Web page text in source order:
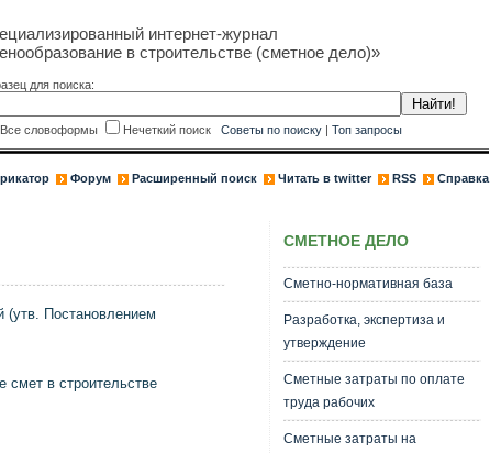
интернет-журнал
в строительстве (сметное дело)»
для поиска:
Все словоформы Нечеткий поиск Советы по поиску| Топ запросы
Форум Расширенный поиск Читать в twitter RSS Справка
(утв. Постановлением
смет в строительстве
СМЕТНОЕ ДЕЛО
Сметно-нормативная база
Разработка, экспертиза и
утверждение
Сметные затраты по оплате
труда рабочих
Сметные затраты на